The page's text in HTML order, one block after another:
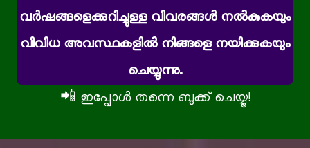
വര്‍ഷങ്ങളെക്കുറിച്ചുള്ള വിവരങ്ങള്‍ നല്‍കുകയും
വിവിധ അവസ്ഥകളില്‍ നിങ്ങളെ നയിക്കുകയും
ചെയ്യുന്നു.
📲 ഇപ്പോൾ തന്നെ ബുക്ക് ചെയ്യൂ!